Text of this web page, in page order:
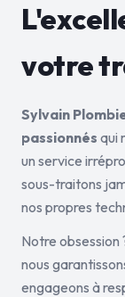
votre
Sylvain
passionnés qui
un service
sous-traitons
nos propres
Notre obsession
nous
engageons à